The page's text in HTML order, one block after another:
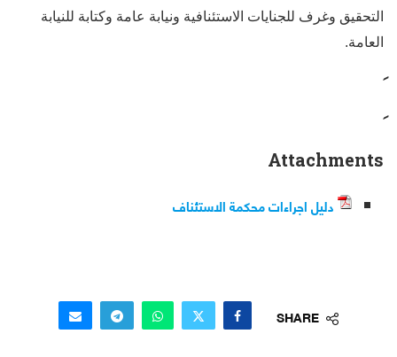
التحقيق وغرف للجنايات الاستئنافية ونيابة عامة وكتابة للنيابة
العامة.
Attachments
دليل اجراءات محكمة الاستئناف
SHARE